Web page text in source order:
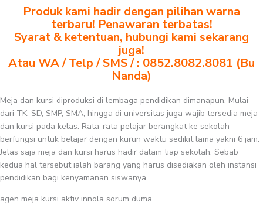
Produk kami hadir dengan pilihan warna
terbaru! Penawaran terbatas!
Syarat & ketentuan, hubungi kami sekarang
juga!
Atau WA / Telp / SMS / : 0852.8082.8081 (Bu
Nanda)
Meja dan kursi diproduksi di lembaga pendidikan dimanapun. Mulai
dari TK, SD, SMP, SMA, hingga di universitas juga wajib tersedia meja
dan kursi pada kelas. Rata-rata pelajar berangkat ke sekolah
berfungsi untuk belajar dengan kurun waktu sedikit lama yakni 6 jam.
Jelas saja meja dan kursi harus hadir dalam tiap sekolah. Sebab
kedua hal tersebut ialah barang yang harus disediakan oleh instansi
pendidikan bagi kenyamanan siswanya .
agen meja kursi aktiv innola sorum duma